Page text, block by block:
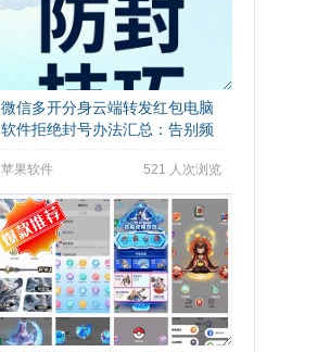
微信多开分身云端转发红包电脑
软件拒绝封号办法汇总：告别频
苹果软件 521 人次浏览